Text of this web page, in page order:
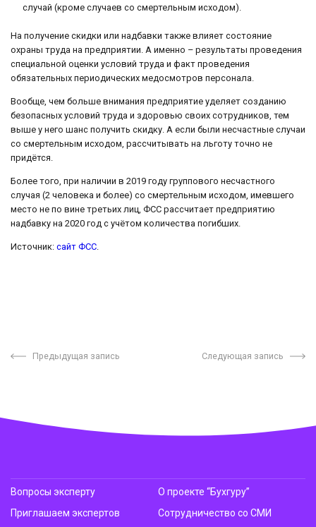
случай (кроме случаев со смертельным исходом).
На получение скидки или надбавки также влияет состояние
охраны труда на предприятии. А именно – результаты проведения
специальной оценки условий труда и факт проведения
обязательных периодических медосмотров персонала.
Вообще, чем больше внимания предприятие уделяет созданию
безопасных условий труда и здоровью своих сотрудников, тем
выше у него шанс получить скидку. А если были несчастные случаи
со смертельным исходом, рассчитывать на льготу точно не
придётся.
Более того, при наличии в 2019 году группового несчастного
случая (2 человека и более) со смертельным исходом, имевшего
место не по вине третьих лиц, ФСС рассчитает предприятию
надбавку на 2020 год с учётом количества погибших.
Источник: сайт ФСС
Предыдущая запись Следующая запись
Вопросы эксперту
Приглашаем экспертов
О проекте “Бухгуру”
Сотрудничество со СМИ